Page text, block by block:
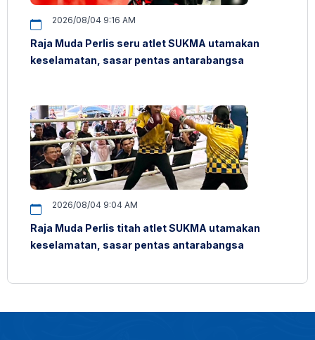
2026/08/04 9:16 AM
Raja Muda Perlis seru atlet SUKMA utamakan
keselamatan, sasar pentas antarabangsa
2026/08/04 9:04 AM
Raja Muda Perlis titah atlet SUKMA utamakan
keselamatan, sasar pentas antarabangsa